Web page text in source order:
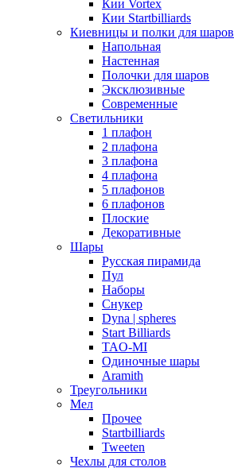
Кии Vortex
Кии Startbilliards
Киевницы и полки для шаров
Напольная
Настенная
Полочки для шаров
Эксклюзивные
Современные
Светильники
1 плафон
2 плафона
3 плафона
4 плафона
5 плафонов
6 плафонов
Плоские
Декоративные
Шары
Русская пирамида
Пул
Наборы
Снукер
Dyna | spheres
Start Billiards
TAO-MI
Одиночные шары
Aramith
Треугольники
Мел
Прочее
Startbilliards
Tweeten
Чехлы для столов